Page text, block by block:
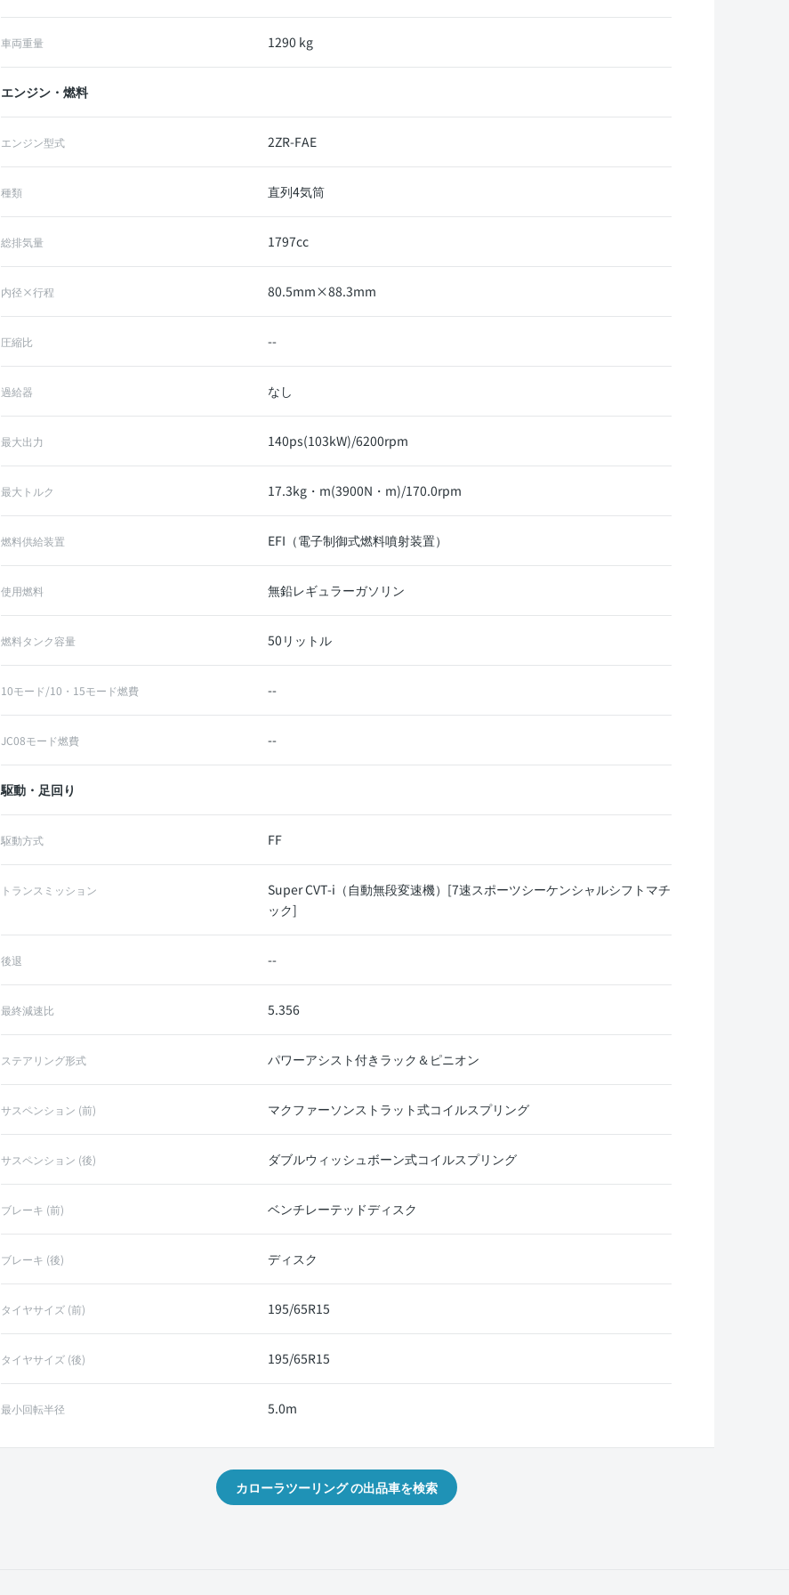
車両重量 1290 kg
エンジン・燃料
エンジン型式 2ZR-FAE
種類 直列4気筒
総排気量 1797cc
内径×行程 80.5mm×88.3mm
圧縮比 --
過給器 なし
最大出力 140ps(103kW)/6200rpm
最大トルク 17.3kg・m(3900N・m)/170.0rpm
燃料供給装置 EFI（電子制御式燃料噴射装置）
使用燃料 無鉛レギュラーガソリン
燃料タンク容量 50リットル
10モード/10・15モード燃費 --
JC08モード燃費 --
駆動・足回り
駆動方式 FF
トランスミッション
Super CVT-i（自動無段変速機）[7速スポーツシーケンシャルシフトマチ
ック]
後退 --
最終減速比 5.356
ステアリング形式 パワーアシスト付きラック＆ピニオン
サスペンション (前) マクファーソンストラット式コイルスプリング
サスペンション (後) ダブルウィッシュボーン式コイルスプリング
ブレーキ (前) ベンチレーテッドディスク
ブレーキ (後) ディスク
タイヤサイズ (前) 195/65R15
タイヤサイズ (後) 195/65R15
最小回転半径 5.0m
カローラツーリング の出品車を検索